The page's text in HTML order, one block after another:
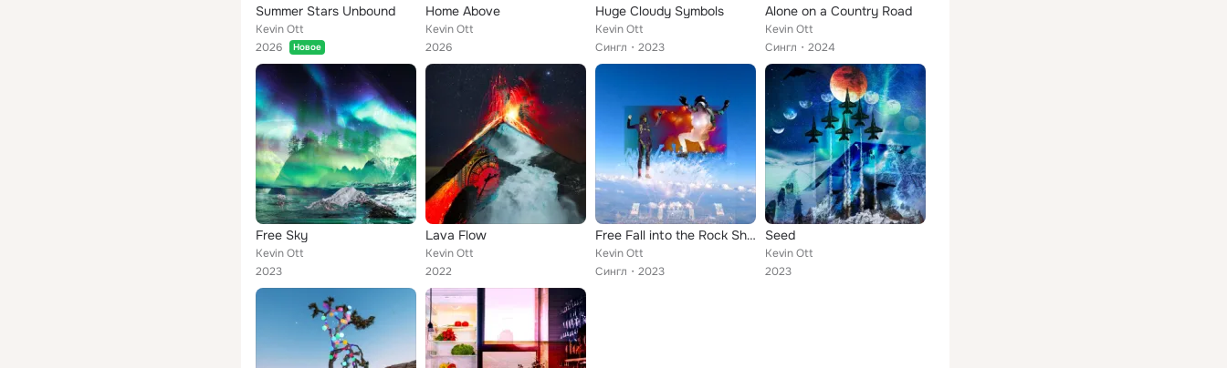
Summer Stars Unbound
Kevin Ott
2026
Новое
Home Above
Kevin Ott
2026
Huge Cloudy Symbols
Kevin Ott
Сингл
2023
Alone on a Country Road
Kevin Ott
Сингл
2024
Free Sky
Kevin Ott
2023
Lava Flow
Kevin Ott
2022
Free Fall into the Rock Show
Kevin Ott
Сингл
2023
Seed
Kevin Ott
2023